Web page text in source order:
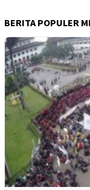
BERITA POPULER